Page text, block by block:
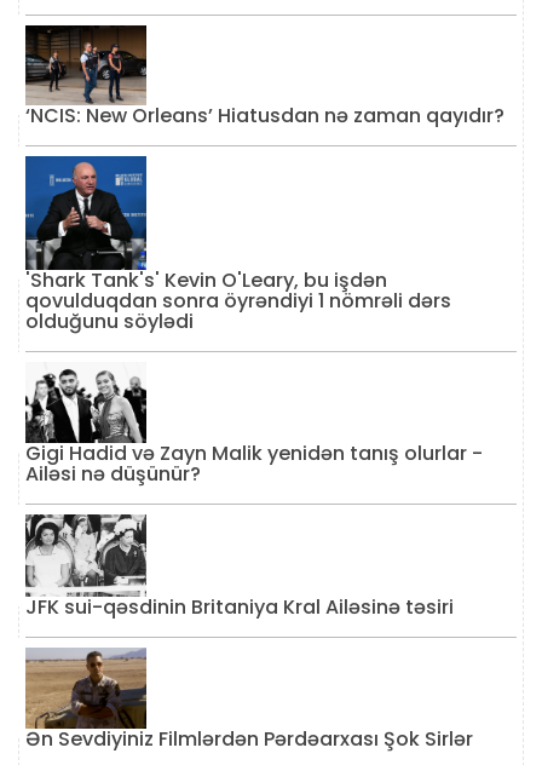
‘NCIS: New Orleans’ Hiatusdan nə zaman qayıdır?
'Shark Tank's' Kevin O'Leary, bu işdən
qovulduqdan sonra öyrəndiyi 1 nömrəli dərs
olduğunu söylədi
Gigi Hadid və Zayn Malik yenidən tanış olurlar -
Ailəsi nə düşünür?
JFK sui-qəsdinin Britaniya Kral Ailəsinə təsiri
Ən Sevdiyiniz Filmlərdən Pərdəarxası Şok Sirlər